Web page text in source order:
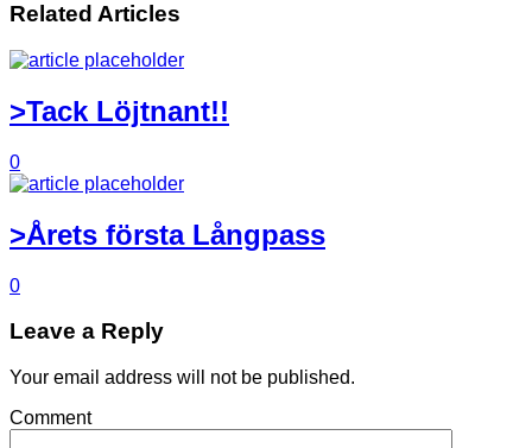
Related Articles
>Tack Löjtnant!!
0
>Årets första Långpass
0
Leave a Reply
Your email address will not be published.
Comment